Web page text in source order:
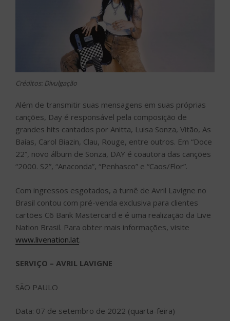
Créditos: Divulgação
Além de transmitir suas mensagens em suas próprias
canções, Day é responsável pela composição de
grandes hits cantados por Anitta, Luisa Sonza, Vitão, As
Baías, Carol Biazin, Clau, Rouge, entre outros. Em “Doce
22”, novo álbum de Sonza, DAY é coautora das canções
“2000. S2”, “Anaconda”, “Penhasco” e “Caos/Flor”.
Com ingressos esgotados, a turnê de Avril Lavigne no
Brasil contou com pré-venda exclusiva para clientes
cartões C6 Bank Mastercard e é uma realização da Live
Nation Brasil. Para obter mais informações, visite
www.livenation.lat.
SERVIÇO – AVRIL LAVIGNE
SÃO PAULO
Data: 07 de setembro de 2022 (quarta-feira)